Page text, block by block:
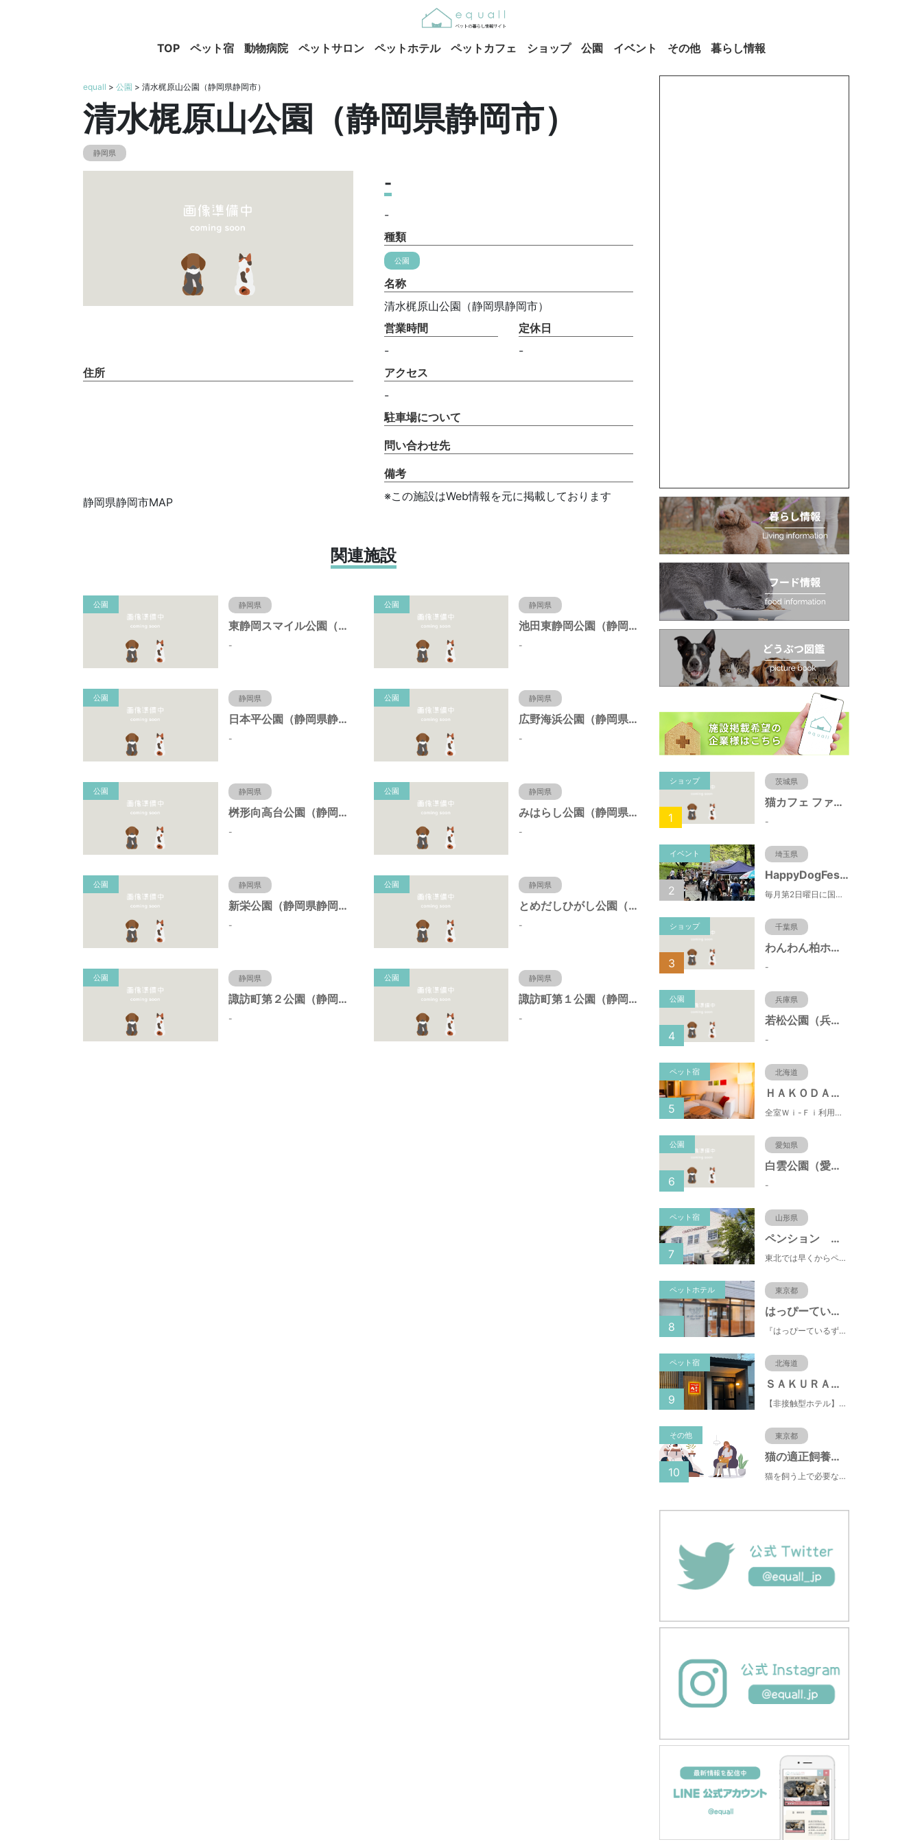
TOP ペット宿 動物病院 ペットサロン ペットホテル ペットカフェ ショップ 公園 イベント その他 暮らし情報
equall > 公園 > 清水梶原山公園（静岡県静岡市）
清水梶原山公園（静岡県静岡市）
静岡県
-
-
種類
公園
名称
清水梶原山公園（静岡県静岡市）
営業時間
-
定休日
-
住所
静岡県静岡市MAP
アクセス
-
駐車場について
問い合わせ先
備考
※この施設はWeb情報を元に掲載しております
関連施設
公園 静岡県
東静岡スマイル公園（静岡県静岡市）
-
公園 静岡県
池田東静岡公園（静岡県静岡市）
-
公園 静岡県
日本平公園（静岡県静岡市）
-
公園 静岡県
広野海浜公園（静岡県静岡市）
-
公園 静岡県
桝形向高台公園（静岡県静岡市）
-
公園 静岡県
みはらし公園（静岡県静岡市）
-
公園 静岡県
新栄公園（静岡県静岡市）
-
公園 静岡県
とめだしひがし公園（静岡県静岡市）
-
公園 静岡県
諏訪町第２公園（静岡県静岡市）
-
公園 静岡県
諏訪町第１公園（静岡県静岡市）
-
ショップ 茨城県
猫カフェ ファミリーズ
-
1
イベント 埼玉県
HappyDogFesta(ハッピードッグフェスタ)
毎月第2日曜日に国営武蔵丘陵森林公園で開催されるドッグイベント。森林公園北口からドッグランまでの園路にお買い物ブースやキッチンカーが出店するほか、わんちゃんのしつけ教室やゲーム大会などの参加型コンテンツもあります。（参加料無料）
2
ショップ 千葉県
わんわん柏ホームビレッジ（老犬ホーム・老犬ホテル）
-
3
公園 兵庫県
若松公園（兵庫県神戸市）
-
4
ペット宿 北海道
ＨＡＫＯＤＡＴＥ 男爵倶楽部 ＨＯＴＥＬ＆ＲＥＳＯＲＴＳ
全室Ｗｉ-Ｆｉ利用可能！朝市まで徒歩1分という好立地の都市型リゾートホテル。バルコニー・キッチン付！
5
公園 愛知県
白雲公園（愛知県名古屋市）
-
6
ペット宿 山形県
ペンション おもちゃばこ
東北では早くからペット歓迎の宿として人気。リピーター多い安心宿♪夕食は米沢牛と季節野菜を楽しめます。
7
ペットホテル 東京都
はっぴーているずdogs room府中店
『はっぴーているず』には《Happy tales：幸せな物語》と《Happy tails》という2つの意味があります。 はっぴーているずdogs roomのスタッフはドッグライフカウンセラーやドッグインストラクター、愛玩動物飼養管理士の資格を有する犬の専門家です
8
ペット宿 北海道
ＳＡＫＵＲＡ定山渓 膳
【非接触型ホテル】最大10名様まで利用可能！ご家族利用も大歓迎！小さいお子様連れでも安心♪
9
その他 東京都
猫の適正飼養クイズ
猫を飼う上で必要な責任やマナー、健康管理について学ぶことができます。
10